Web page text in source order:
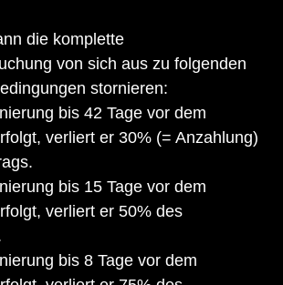
die komplette
von sich aus zu folgenden
stornieren:
bis 42 Tage vor dem
verliert er 30% (= Anzahlung)
bis 15 Tage vor dem
verliert er 50% des
bis 8 Tage vor dem